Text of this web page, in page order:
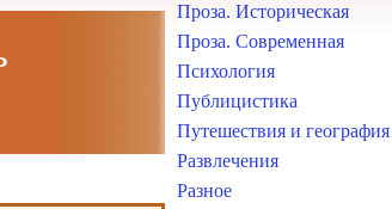
Проза. Историческая
Проза. Современная
Психология
Публицистика
Путешествия и география
Развлечения
Разное